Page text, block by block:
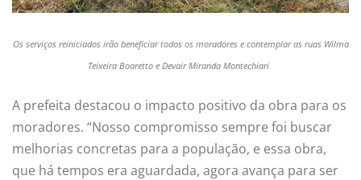
Os serviços reiniciados irão beneficiar todos os moradores e contemplar as ruas Wilma
Teixeira Boaretto e Devair Miranda Montechiari
A prefeita destacou o impacto positivo da obra para os
moradores. “Nosso compromisso sempre foi buscar
melhorias concretas para a população, e essa obra,
que há tempos era aguardada, agora avança para ser